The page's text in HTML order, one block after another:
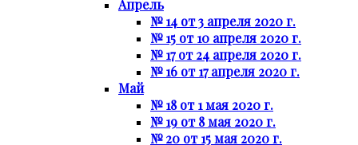
Апрель
№ 14 от 3 апреля 2020 г.
№ 15 от 10 апреля 2020 г.
№ 17 от 24 апреля 2020 г.
№ 16 от 17 апреля 2020 г.
Май
№ 18 от 1 мая 2020 г.
№ 19 от 8 мая 2020 г.
№ 20 от 15 мая 2020 г.